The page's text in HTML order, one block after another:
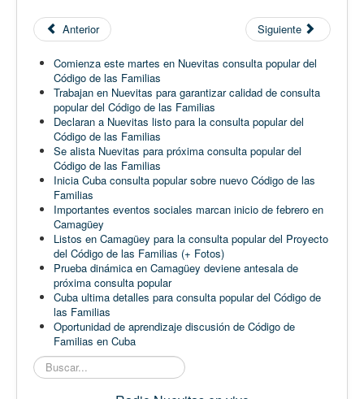
Anterior Siguiente
Comienza este martes en Nuevitas consulta popular del
Código de las Familias
Trabajan en Nuevitas para garantizar calidad de consulta
popular del Código de las Familias
Declaran a Nuevitas listo para la consulta popular del
Código de las Familias
Se alista Nuevitas para próxima consulta popular del
Código de las Familias
Inicia Cuba consulta popular sobre nuevo Código de las
Familias
Importantes eventos sociales marcan inicio de febrero en
Camagüey
Listos en Camagüey para la consulta popular del Proyecto
del Código de las Familias (+ Fotos)
Prueba dinámica en Camagüey deviene antesala de
próxima consulta popular
Cuba ultima detalles para consulta popular del Código de
las Familias
Oportunidad de aprendizaje discusión de Código de
Familias en Cuba
Buscar...